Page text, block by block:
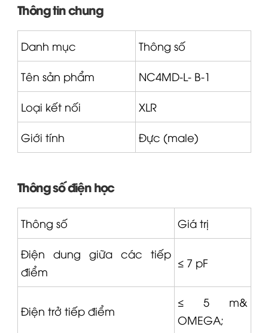
Thông tin chung
Danh mục Thông số
Tên sản phẩm NC4MD-L- B-1
Loại kết nối XLR
Giới tính Đực (male)
Thông số điện học
Thông số Giá trị
Điện dung giữa các tiếp
điểm
≤ 7 pF
Điện trở tiếp điểm
≤ 5 m&
OMEGA;